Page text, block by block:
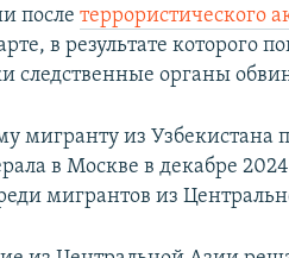
послетеррористического
в результате которого
следственные органы
мигранту из Узбекистана
в Москве в декабре
мигрантов из